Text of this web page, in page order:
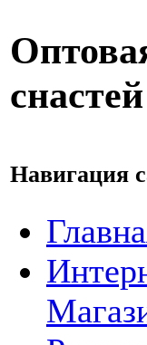
Навигация